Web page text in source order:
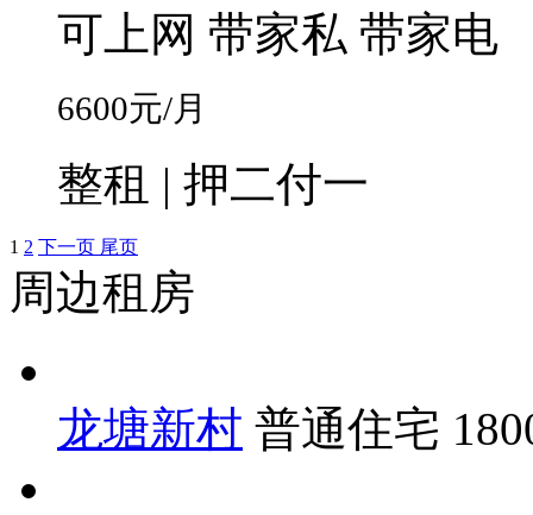
可上网 带家私 带家电
6600元/月
整租 | 押二付一
1 2 下一页 尾页
周边租房
龙塘新村 普通住宅